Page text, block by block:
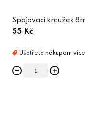
Spojovací kroužek
55 Kč